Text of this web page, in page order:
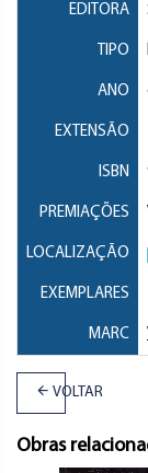
EDITORA
TIPO
ANO
EXTENSÃO
ISBN
PREMIAÇÕES
LOCALIZAÇÃO
EXEMPLARES
MARC
VOLTAR
Obras